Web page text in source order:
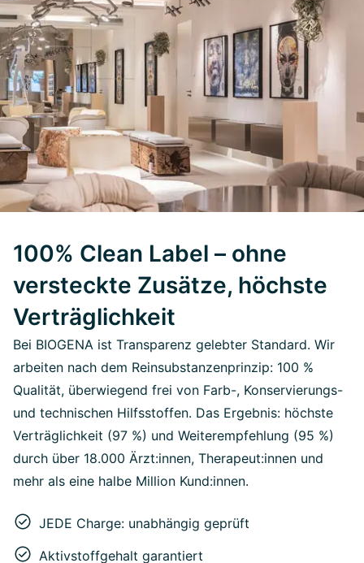
100% Clean Label – ohne
versteckte Zusätze, höchste
Verträglichkeit
Bei BIOGENA ist Transparenz gelebter Standard. Wir
arbeiten nach dem Reinsubstanzenprinzip: 100 %
Qualität, überwiegend frei von Farb-, Konservierungs-
und technischen Hilfsstoffen. Das Ergebnis: höchste
Verträglichkeit (97 %) und Weiterempfehlung (95 %)
durch über 18.000 Ärzt:innen, Therapeut:innen und
mehr als eine halbe Million Kund:innen.
JEDE Charge: unabhängig geprüft
Aktivstoffgehalt garantiert